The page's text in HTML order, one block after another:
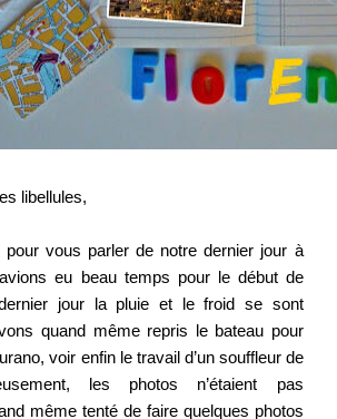
libellules,
vous parler de notre dernier jour à
eu beau temps pour le début de
jour la pluie et le froid se sont
quand même repris le bateau pour
voir enfin le travail d’un souffleur de
les photos n’étaient pas
même tenté de faire quelques photos